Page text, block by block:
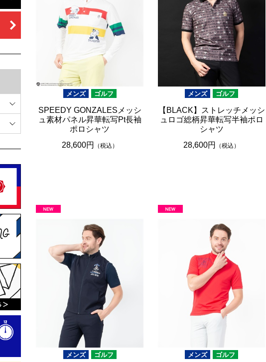
メンズ ゴルフ
SPEEDY GONZALESメッシ
ュ素材パネル昇華転写Pt長袖
ポロシャツ
28,600円
（税込）
メンズ ゴルフ
【BLACK】ストレッチメッシ
ュロゴ総柄昇華転写半袖ポロ
シャツ
28,600円
（税込）
メンズ ゴルフ メンズ ゴルフ